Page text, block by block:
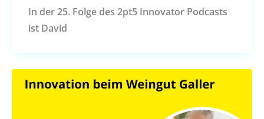
In der 25. Folge des 2pt5 Innovator Podcasts
ist David